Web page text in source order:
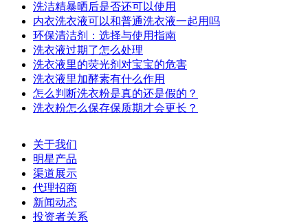
洗洁精暴晒后是否还可以使用
内衣洗衣液可以和普通洗衣液一起用吗
环保清洁剂：选择与使用指南
洗衣液过期了怎么处理
洗衣液里的荧光剂对宝宝的危害
洗衣液里加酵素有什么作用
怎么判断洗衣粉是真的还是假的？
洗衣粉怎么保存保质期才会更长？
关于我们
明星产品
渠道展示
代理招商
新闻动态
投资者关系